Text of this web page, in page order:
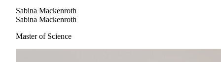
Sabina Mackenroth
Sabina Mackenroth
Master of Science